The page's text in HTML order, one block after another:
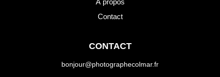
À propos
Contact
CONTACT
bonjour@photographecolmar.fr